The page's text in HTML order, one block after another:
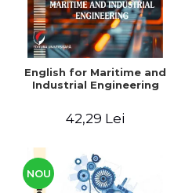
English for Maritime and
Industrial Engineering
42,29 Lei
NOU